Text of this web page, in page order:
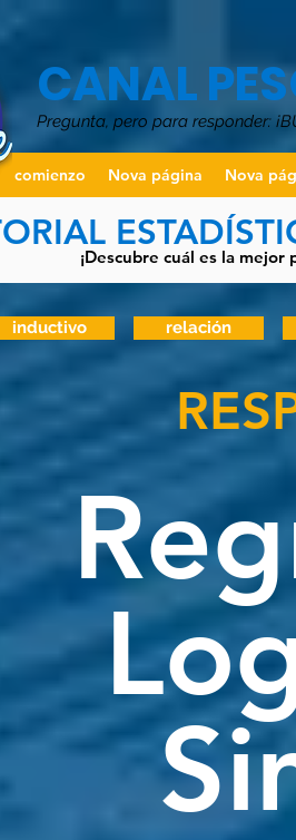
CANAL
Pregunta, pero para responder:
comienzo Nova página Nova
¡Descubre cuál es la
inductivo relación